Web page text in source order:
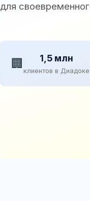
для
🏢 1,5 млн
клиентов в Диадоке